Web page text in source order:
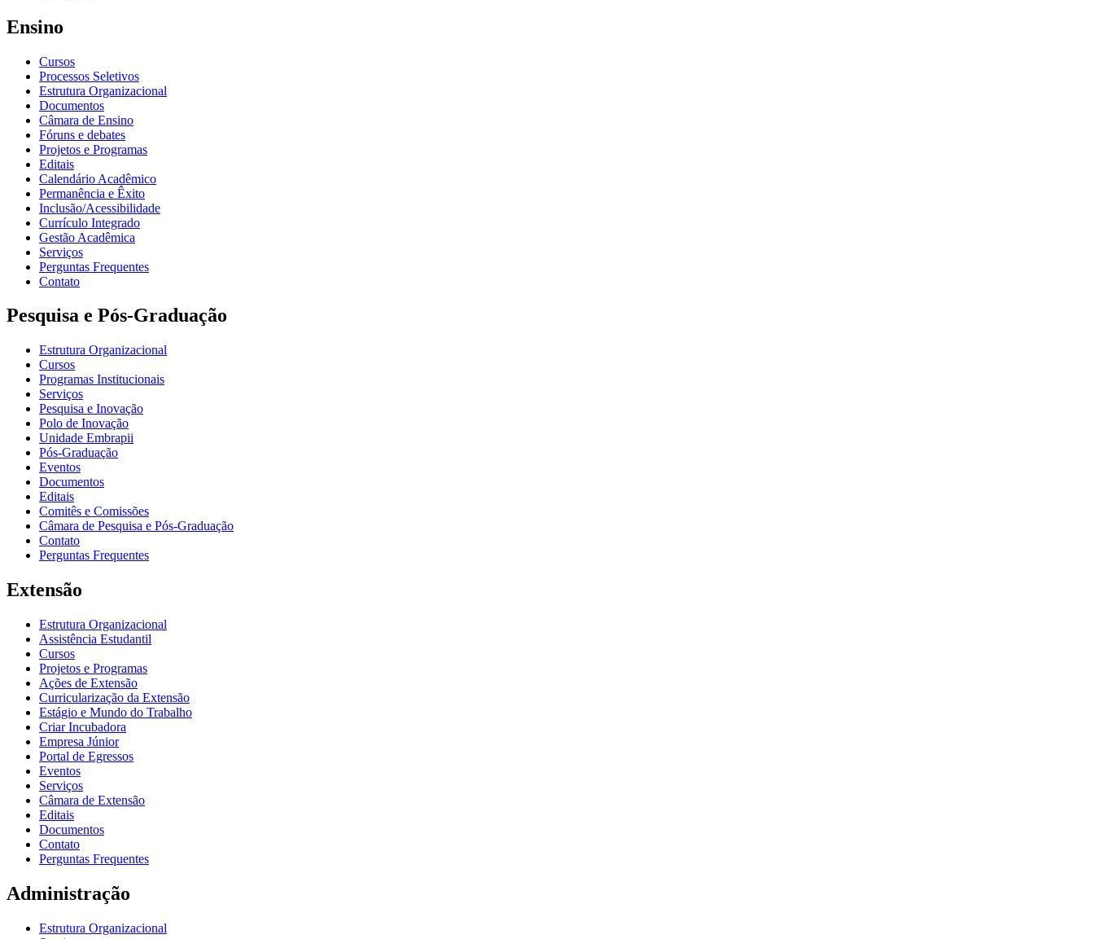
Ensino
Cursos
Processos Seletivos
Estrutura Organizacional
Documentos
Câmara de Ensino
Fóruns e debates
Projetos e Programas
Editais
Calendário Acadêmico
Permanência e Êxito
Inclusão/Acessibilidade
Currículo Integrado
Gestão Acadêmica
Serviços
Perguntas Frequentes
Contato
Pesquisa e Pós-Graduação
Estrutura Organizacional
Cursos
Programas Institucionais
Serviços
Pesquisa e Inovação
Polo de Inovação
Unidade Embrapii
Pós-Graduação
Eventos
Documentos
Editais
Comitês e Comissões
Câmara de Pesquisa e Pós-Graduação
Contato
Perguntas Frequentes
Extensão
Estrutura Organizacional
Assistência Estudantil
Cursos
Projetos e Programas
Ações de Extensão
Curricularização da Extensão
Estágio e Mundo do Trabalho
Criar Incubadora
Empresa Júnior
Portal de Egressos
Eventos
Serviços
Câmara de Extensão
Editais
Documentos
Contato
Perguntas Frequentes
Administração
Estrutura Organizacional